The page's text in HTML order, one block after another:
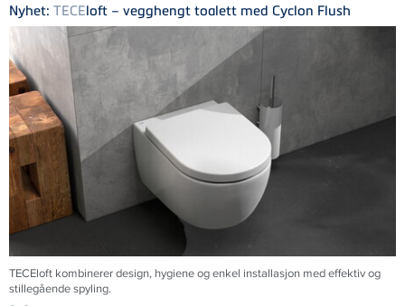
Nyhet: TECEloft – vegghengt toalett med Cyclon Flush
TECEloft kombinerer design, hygiene og enkel installasjon med effektiv og
stillegående spyling.